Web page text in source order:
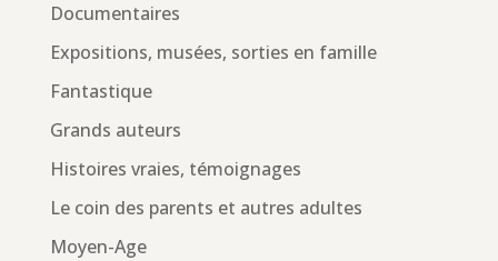
Documentaires
Expositions, musées, sorties en famille
Fantastique
Grands auteurs
Histoires vraies, témoignages
Le coin des parents et autres adultes
Moyen-Age